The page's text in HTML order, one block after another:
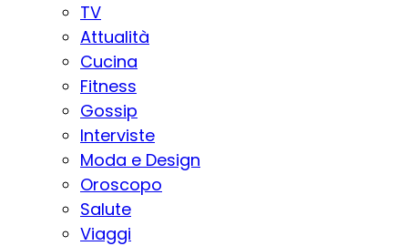
TV
Attualità
Cucina
Fitness
Gossip
Interviste
Moda e Design
Oroscopo
Salute
Viaggi